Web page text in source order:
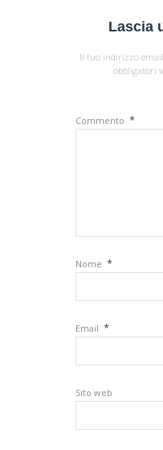
Lascia
Il tuo indirizzo
obbligatori
Commento *
Nome *
Email *
Sito web